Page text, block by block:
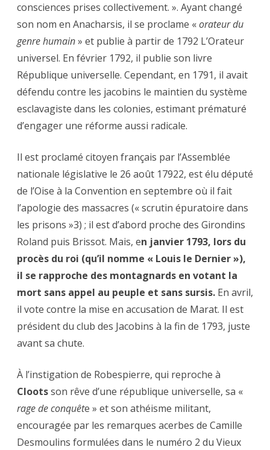
consciences prises collectivement. ». Ayant changé
son nom en Anacharsis, il se proclame «orateur du
genre humain» et publie à partir de 1792 L’Orateur
universel. En février 1792, il publie son livre
République universelle. Cependant, en 1791, il avait
défendu contre les jacobins le maintien du système
esclavagiste dans les colonies, estimant prématuré
d’engager une réforme aussi radicale.
Il est proclamé citoyen français par l’Assemblée
nationale législative le 26 août 17922, est élu député
de l’Oise à la Convention en septembre où il fait
l’apologie des massacres (« scrutin épuratoire dans
les prisons »3) ; il est d’abord proche des Girondins
Roland puis Brissot. Mais, en janvier 1793, lors du
procès du roi (qu’il nomme « Louis le Dernier »),
il se rapproche des montagnards en votant la
mort sans appel au peuple et sans sursis. En avril,
il vote contre la mise en accusation de Marat. Il est
président du club des Jacobins à la fin de 1793, juste
avant sa chute.
À l’instigation de Robespierre, qui reproche à
Clootsson rêve d’une république universelle, sa «
rage de conquête » et son athéisme militant,
encouragée par les remarques acerbes de Camille
Desmoulins formulées dans le numéro 2 du Vieux